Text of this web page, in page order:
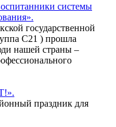
системы
государственной
С21 ) прошла
нашей страны –
праздник для